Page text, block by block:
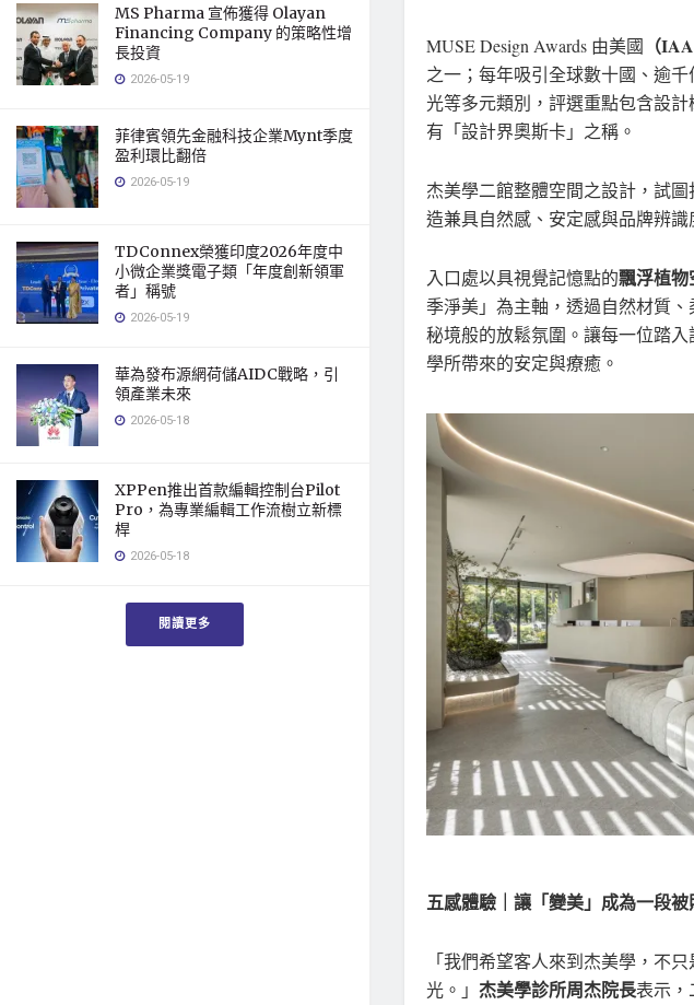
MS Pharma 宣佈獲得 Olayan
Financing Company 的策略性增
長投資
2026-05-19
菲律賓領先金融科技企業Mynt季度
盈利環比翻倍
2026-05-19
TDConnex榮獲印度2026年度中
小微企業獎電子類「年度創新領軍
者」稱號
2026-05-19
華為發布源網荷儲AIDC戰略，引
領產業未來
2026-05-18
XPPen推出首款編輯控制台Pilot
Pro，為專業編輯工作流樹立新標
桿
2026-05-18
閱讀更多
MUSE Design Awards 由美國 （IAA
之一；每年吸引全球數十國、逾
光等多元類別，評選重點包含設
有「設計界奧斯卡」之稱。
杰美學二館整體空間之設計，試
造兼具自然感、安定感與品牌辨識
入口處以具視覺記憶點的飄浮植物
季淨美」為主軸，透過自然材質
秘境般的放鬆氛圍。讓每一位踏
學所帶來的安定與療癒。
五感體驗｜讓「變美」成為一段
「我們希望客人來到杰美學，不
光。」 杰美學診所周杰院長表示，